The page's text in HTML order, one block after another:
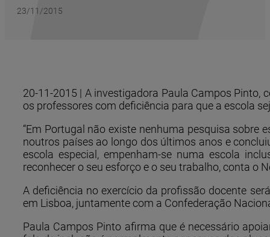
23/11/2015
20-11-2015 | A investigadora Paula Campos Pinto,
os professores com deficiência para que a escola
“Em Portugal não existe nenhuma pesquisa
noutros países ao longo dos últimos anos e
escola especial, empenham-se numa escola
reconhecer o seu esforço e o seu trabalho, conta o
A deficiência no exercício da profissão docente
em Lisboa, juntamente com a Confederação
Paula Campos Pinto afirma que é necessário